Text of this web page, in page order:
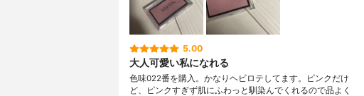
5.00
大人可愛い私になれる
色味022番を購入。かなりヘビロテしてます。ピンクだけ
ど、ピンクすぎず肌にふわっと馴染んでくれるので品よく